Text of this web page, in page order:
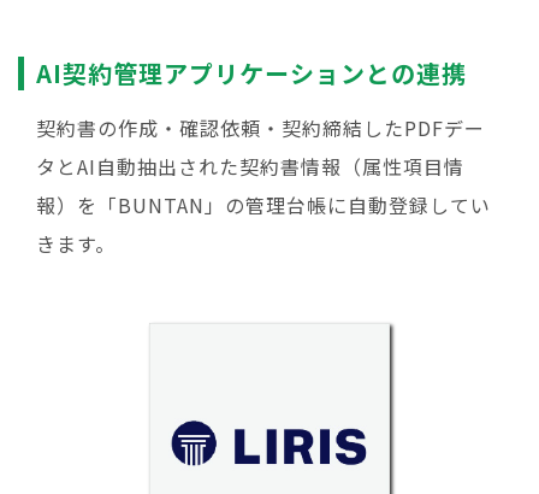
AI契約管理アプリケーションとの連携
契約書の作成・確認依頼・契約締結したPDFデー
タとAI自動抽出された契約書情報（属性項目情
報）を「BUNTAN」の管理台帳に自動登録してい
きます。